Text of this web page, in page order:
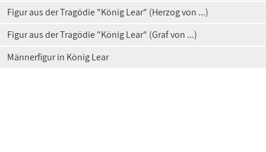
Figur aus der Tragödie "König Lear" (Herzog von ...)
Figur aus der Tragödie "König Lear" (Graf von ...)
Männerfigur in König Lear